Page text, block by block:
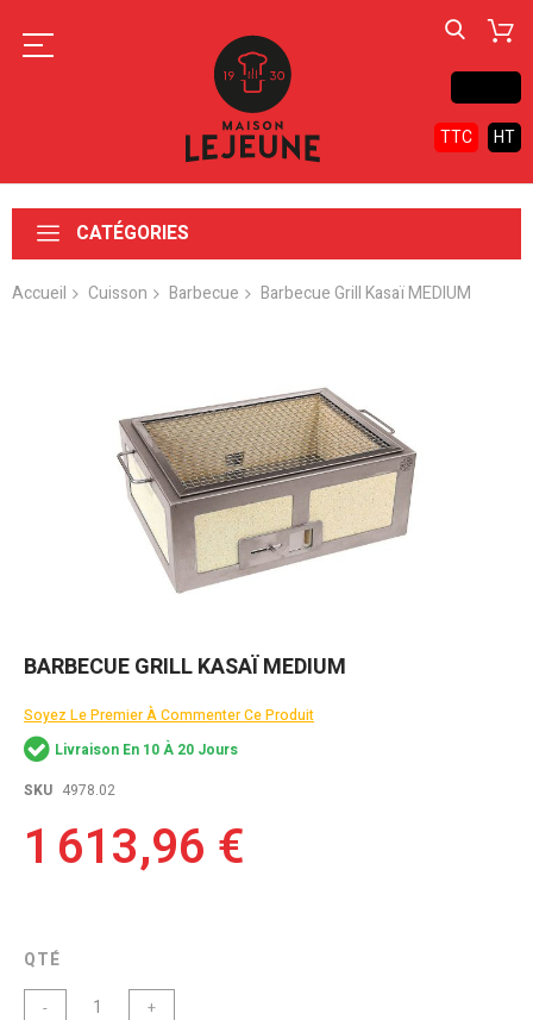
TTC HT
CATÉGORIES
Accueil Cuisson Barbecue Barbecue Grill Kasaï MEDIUM
Skip
beginning
of
the
images
BARBECUE GRILL KASAÏ MEDIUM
Soyez Le Premier À Commenter Ce Produit
Livraison En 10 À 20 Jours
SKU 4978.02
1 613,96 €
QTÉ
- +